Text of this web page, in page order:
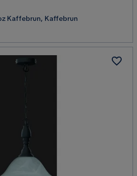
Kaffebrun, Kaffebrun